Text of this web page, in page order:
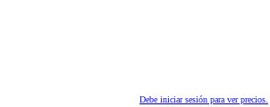
Debe iniciar sesión para ver precios.